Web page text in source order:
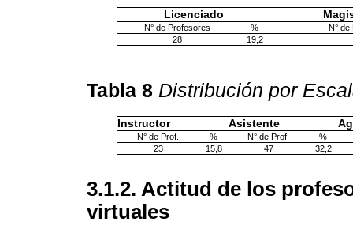
Licenciado
N° de Profesores %
N°
28
19,2
Tabla 8 Distribución por
Instructor Asistente
N° de Prof. % N° de Prof.
%
23
15,8 47 32,2
3.1.2. Actitud de los
virtuales